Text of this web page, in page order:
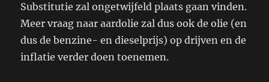
Substitutie zal ongetwijfeld plaats gaan vinden.
Meer vraag naar aardolie zal dus ook de olie (en
dus de benzine- en dieselprijs) op drijven en de
inflatie verder doen toenemen.